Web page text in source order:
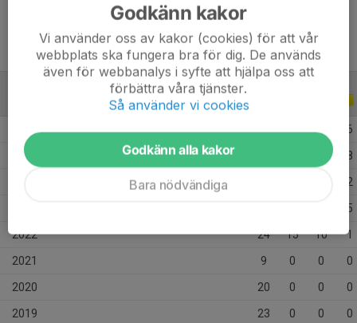
Våran trollgubbe med en härlig assistfot.
ALLA ÅR
2026 30 8 5 6
2025 8
2
5
2022 24 15 10 1
2021 9 0 0 0
2020 20 0 0 0
2019 23 0 0 0
Godkänn kakor
Vi använder oss av kakor (cookies) för att vår
webbplats ska fungera bra för dig. De används
även för webbanalys i syfte att hjälpa oss att
förbättra våra tjänster.
Så använder vi cookies
Godkänn alla kakor
Bara nödvändiga